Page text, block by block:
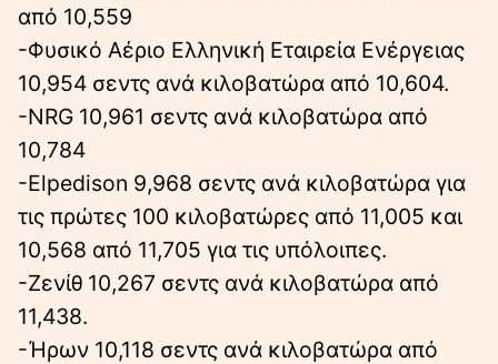
από 10,559
-Φυσικό Αέριο Ελληνική Εταιρεία Ενέργειας
10,954 σεντς ανά κιλοβατώρα από 10,604.
-NRG 10,961 σεντς ανά κιλοβατώρα από
10,784
-Elpedison 9,968 σεντς ανά κιλοβατώρα για
τις πρώτες 100 κιλοβατώρες από 11,005 και
10,568 από 11,705 για τις υπόλοιπες.
-Ζενίθ 10,267 σεντς ανά κιλοβατώρα από
11,438.
-Ήρων 10,118 σεντς ανά κιλοβατώρα από